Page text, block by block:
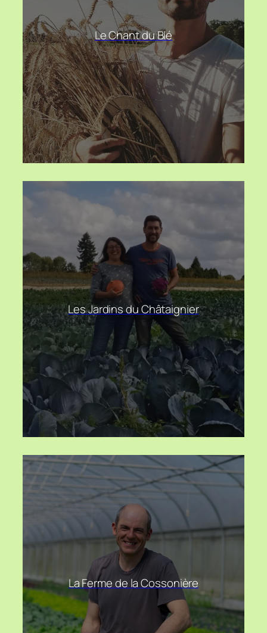
Le Chant du Blé
Les Jardins du Châtaignier
La Ferme de la Cossonière